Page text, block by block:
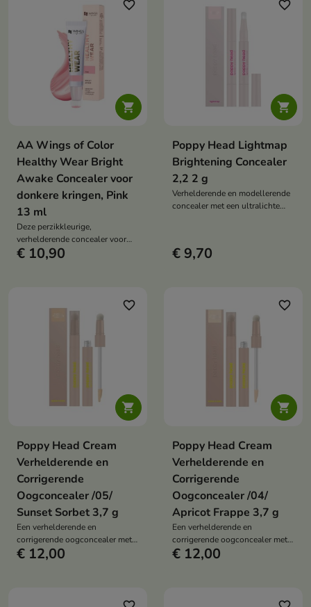
achter, waardoor donkere
kringen, oneffenheden, roodheid
en pigmentvlekken worden
gecamoufleerd.

favorite_border
AA Wings of Color
Healthy Wear Bright
Awake Concealer voor
donkere kringen, Pink
13 ml
Deze perzikkleurige,
verhelderende concealer voor
onder de ogen heeft een lichte
corrigeren. Het product si met de
huid en geeft de ogen een frisse,
delicate huid onder de ogen te
€ 10,90

favorite_border
Poppy Head Lightmap
Brightening Concealer
2,2 2 g
Verhelderende en modellerende
concealer met een ultralichte
€ 9,70

favorite_border
Poppy Head Cream
Verhelderende en
Corrigerende
Oogconcealer /05/
Sunset Sorbet 3,7 g
Een verhelderende en
corrigerende oogconcealer met
een lichte formule die de
€ 12,00

favorite_border
Poppy Head Cream
Verhelderende en
Corrigerende
Oogconcealer /04/
Apricot Frappe 3,7 g
Een verhelderende en
corrigerende oogconcealer met
een lichte formule die de
€ 12,00